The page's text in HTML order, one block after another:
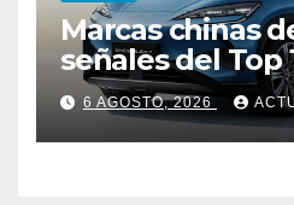
Marcas chinas
señales del Top
6 AGOSTO, 2026